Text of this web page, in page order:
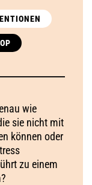
wie
sie nicht mit
können oder
zu einem